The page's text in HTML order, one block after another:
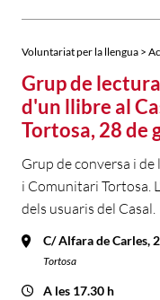
Voluntariat per la llengua >
Grup de
d'un llibre al
Tortosa, 28 de
Grup de conversa i
i Comunitari Tortosa.
dels usuaris del Casal.
C/ Alfara de Carles,
Tortosa
A les 17.30 h